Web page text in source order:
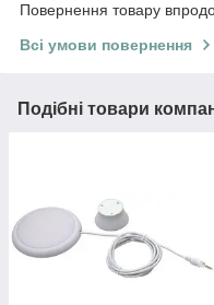
Повернення товару
Всі умови повернення
Подібні товари